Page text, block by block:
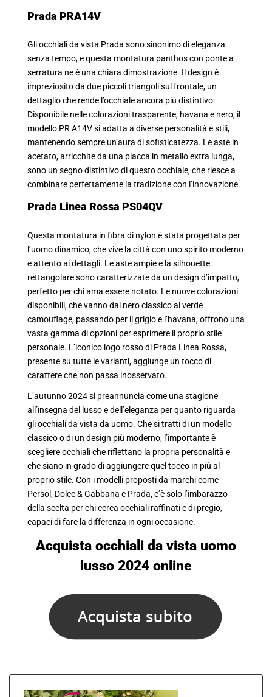
Prada PRA14V
Gli occhiali da vista Prada sono sinonimo di eleganza
senza tempo, e questa montatura panthos con ponte a
serratura ne è una chiara dimostrazione. Il design è
impreziosito da due piccoli triangoli sul frontale, un
dettaglio che rende l’occhiale ancora più distintivo.
Disponibile nelle colorazioni trasparente, havana e nero, il
modello PR A14V si adatta a diverse personalità e stili,
mantenendo sempre un’aura di sofisticatezza. Le aste in
acetato, arricchite da una placca in metallo extra lunga,
sono un segno distintivo di questo occhiale, che riesce a
combinare perfettamente la tradizione con l’innovazione.
Prada Linea Rossa PS04QV
Questa montatura in fibra di nylon è stata progettata per
l’uomo dinamico, che vive la città con uno spirito moderno
e attento ai dettagli. Le aste ampie e la silhouette
rettangolare sono caratterizzate da un design d’impatto,
perfetto per chi ama essere notato. Le nuove colorazioni
disponibili, che vanno dal nero classico al verde
camouflage, passando per il grigio e l’havana, offrono una
vasta gamma di opzioni per esprimere il proprio stile
personale. L’iconico logo rosso di Prada Linea Rossa,
presente su tutte le varianti, aggiunge un tocco di
carattere che non passa inosservato.
L’autunno 2024 si preannuncia come una stagione
all’insegna del lusso e dell’eleganza per quanto riguarda
gli occhiali da vista da uomo. Che si tratti di un modello
classico o di un design più moderno, l’importante è
scegliere occhiali che riflettano la propria personalità e
che siano in grado di aggiungere quel tocco in più al
proprio stile. Con i modelli proposti da marchi come
Persol, Dolce & Gabbana e Prada, c’è solo l’imbarazzo
della scelta per chi cerca occhiali raffinati e di pregio,
capaci di fare la differenza in ogni occasione.
Acquista occhiali da vista uomo
lusso 2024 online